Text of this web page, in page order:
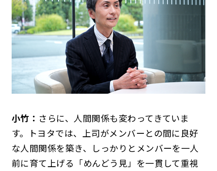
小竹： さらに、人間関係も変わってきていま
す。トヨタでは、上司がメンバーとの間に良好
な人間関係を築き、しっかりとメンバーを一人
前に育て上げる「めんどう見」を一貫して重視